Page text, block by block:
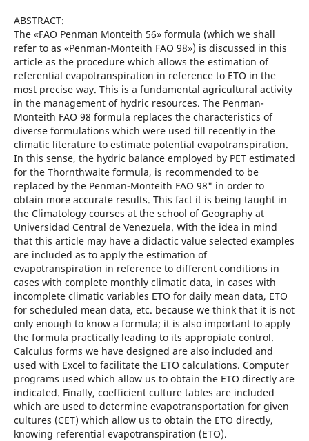
ABSTRACT:
The «FAO Penman Monteith 56» formula (which we shall
refer to as «Penman-Monteith FAO 98») is discussed in this
article as the procedure which allows the estimation of
referential evapotranspiration in reference to ETO in the
most precise way. This is a fundamental agricultural activity
in the management of hydric resources. The Penman-
Monteith FAO 98 formula replaces the characteristics of
diverse formulations which were used till recently in the
climatic literature to estimate potential evapotranspiration.
In this sense, the hydric balance employed by PET estimated
for the Thornthwaite formula, is recommended to be
replaced by the Penman-Monteith FAO 98" in order to
obtain more accurate results. This fact it is being taught in
the Climatology courses at the school of Geography at
Universidad Central de Venezuela. With the idea in mind
that this article may have a didactic value selected examples
are included as to apply the estimation of
evapotranspiration in reference to different conditions in
cases with complete monthly climatic data, in cases with
incomplete climatic variables ETO for daily mean data, ETO
for scheduled mean data, etc. because we think that it is not
only enough to know a formula; it is also important to apply
the formula practically leading to its appropiate control.
Calculus forms we have designed are also included and
used with Excel to facilitate the ETO calculations. Computer
programs used which allow us to obtain the ETO directly are
indicated. Finally, coefficient culture tables are included
which are used to determine evapotransportation for given
cultures (CET) which allow us to obtain the ETO directly,
knowing referential evapotranspiration (ETO).